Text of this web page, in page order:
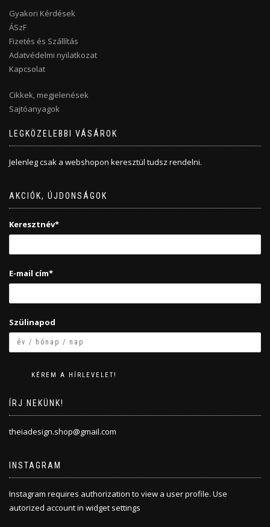
Gyakori Kérdések
ÁSzF
Fizetés és Szállítás
Adatvédelmi nyilatkozat
Kapcsolat
Cikkek, megjelenések
Sajtóanyagok
LEGKÖZELEBBI VÁSÁROK
Jelenleg csak a webshopon keresztül tudsz rendelni.
AKCIÓK, ÚJDONSÁGOK
Keresztnév*
E-mail cím*
Szülinapod
ÍRJ NEKÜNK!
theiadesign.shop@gmail.com
INSTAGRAM
Instagram requires authorization to view a user profile. Use
autorized account in widget settings